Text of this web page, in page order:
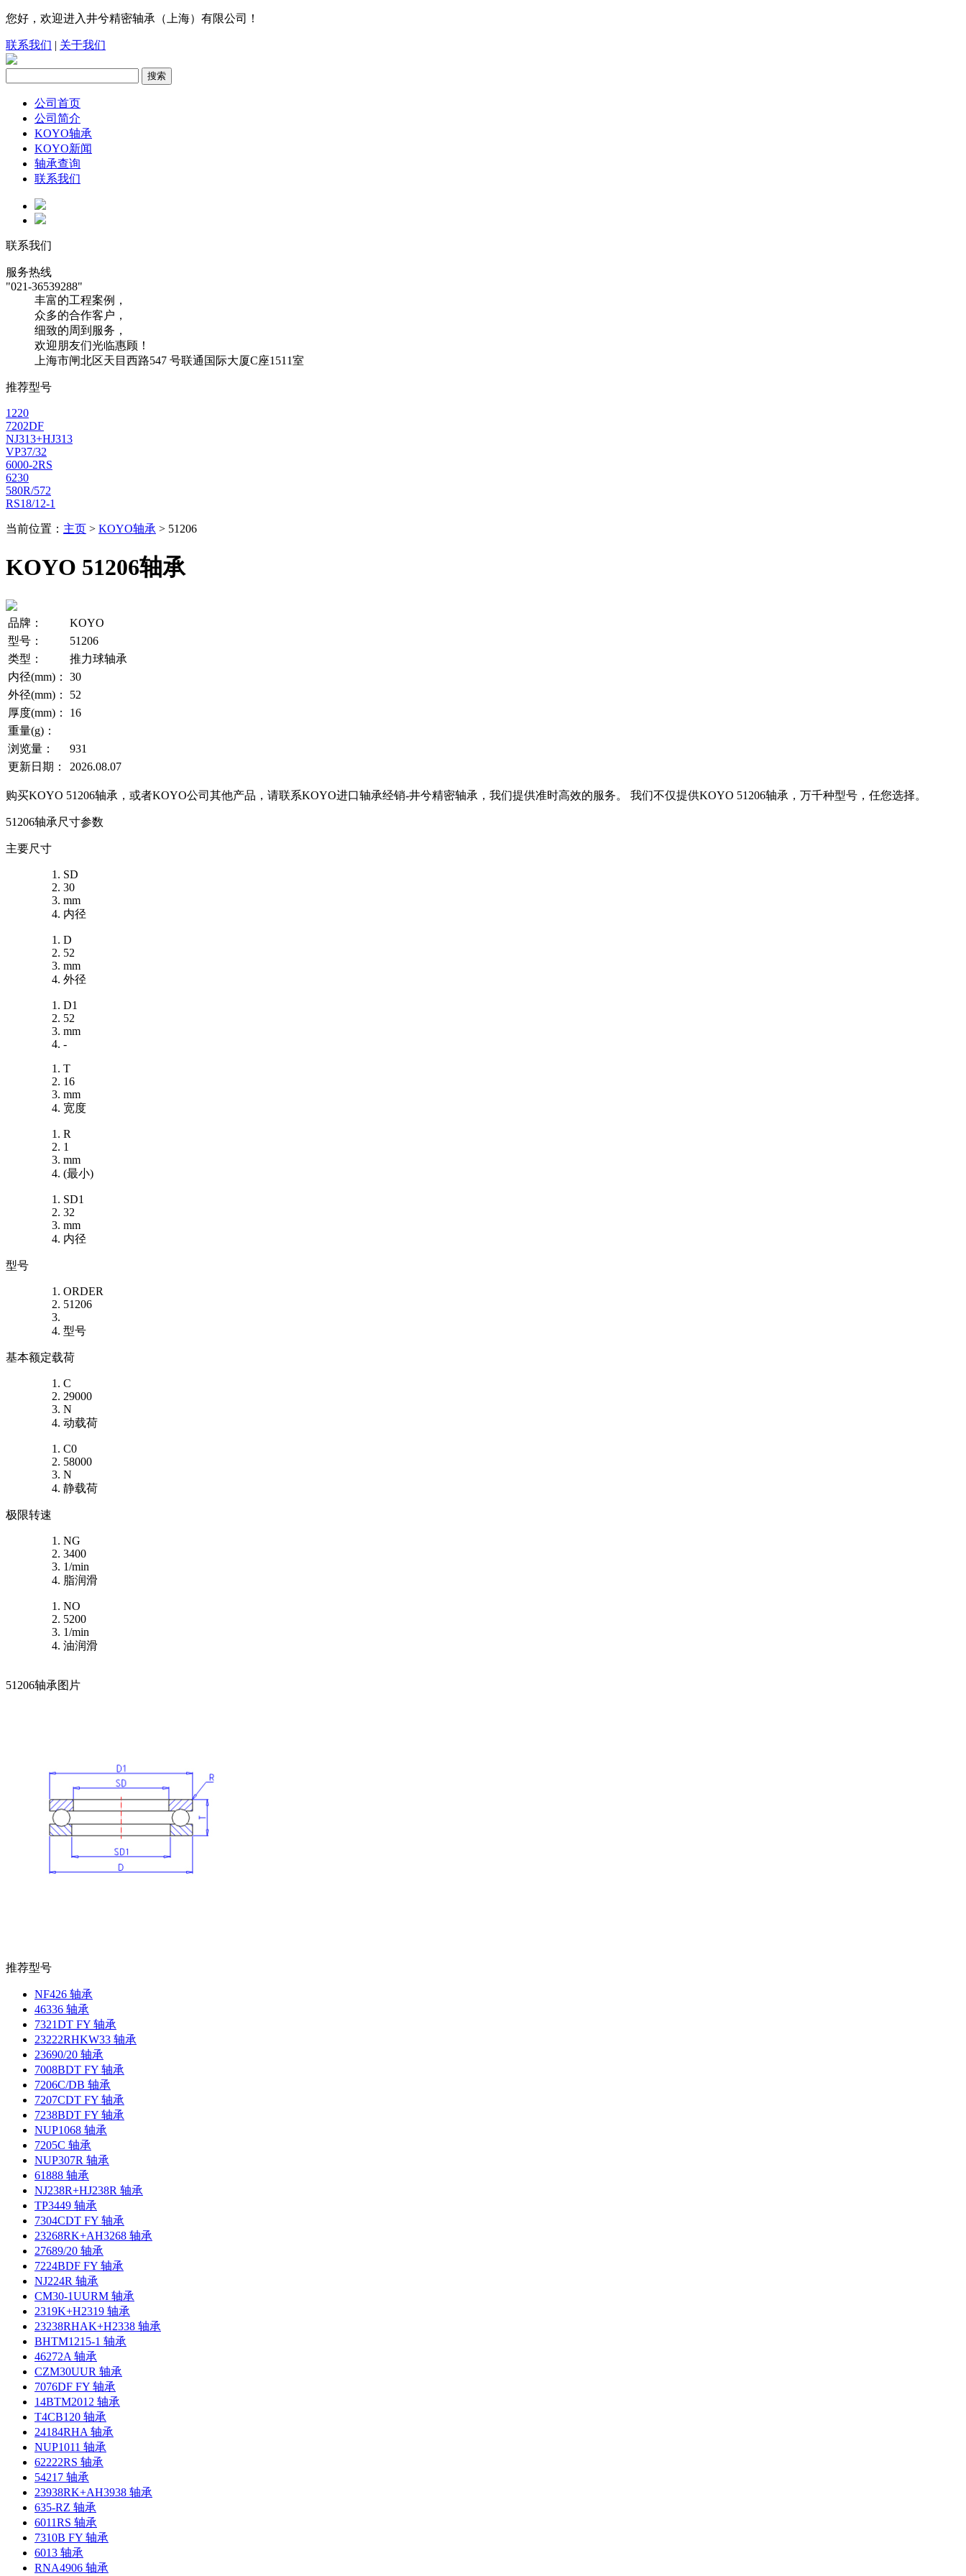
您好，欢迎进入井兮精密轴承（上海）有限公司！
联系我们 | 关于我们
公司首页
公司简介
KOYO轴承
KOYO新闻
轴承查询
联系我们
联系我们
服务热线
"021-36539288"
丰富的工程案例，
众多的合作客户，
细致的周到服务，
欢迎朋友们光临惠顾！
上海市闸北区天目西路547 号联通国际大厦C座1511室
推荐型号
1220
7202DF
NJ313+HJ313
VP37/32
6000-2RS
6230
580R/572
RS18/12-1
当前位置： 主页 > KOYO轴承 > 51206
KOYO 51206轴承
品牌：
KOYO
型号：
51206
类型：
推力球轴承
内径(mm)：
30
外径(mm)：
52
厚度(mm)：
16
重量(g)：
浏览量：
931
更新日期：
2026.08.07
购买KOYO 51206轴承，或者KOYO公司其他产品，请联系KOYO进口轴承经销-井兮精密轴承，我们提供准时高效的服务。 我们不仅提供KOYO 51206轴承，万千种型号，任您选择。
51206轴承尺寸参数
主要尺寸
SD
30
mm
内径
D
52
mm
外径
D1
52
mm
-
T
16
mm
宽度
R
1
mm
(最小)
SD1
32
mm
内径
型号
ORDER
51206
型号
基本额定载荷
C
29000
N
动载荷
C0
58000
N
静载荷
极限转速
NG
3400
1/min
脂润滑
NO
5200
1/min
油润滑
51206轴承图片
推荐型号
NF426 轴承
46336 轴承
7321DT FY 轴承
23222RHKW33 轴承
23690/20 轴承
7008BDT FY 轴承
7206C/DB 轴承
7207CDT FY 轴承
7238BDT FY 轴承
NUP1068 轴承
7205C 轴承
NUP307R 轴承
61888 轴承
NJ238R+HJ238R 轴承
TP3449 轴承
7304CDT FY 轴承
23268RK+AH3268 轴承
27689/20 轴承
7224BDF FY 轴承
NJ224R 轴承
CM30-1UURM 轴承
2319K+H2319 轴承
23238RHAK+H2338 轴承
BHTM1215-1 轴承
46272A 轴承
CZM30UUR 轴承
7076DF FY 轴承
14BTM2012 轴承
T4CB120 轴承
24184RHA 轴承
NUP1011 轴承
62222RS 轴承
54217 轴承
23938RK+AH3938 轴承
635-RZ 轴承
6011RS 轴承
7310B FY 轴承
6013 轴承
RNA4906 轴承